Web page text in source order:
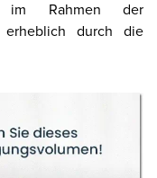
Rahmen der
erheblich durch die